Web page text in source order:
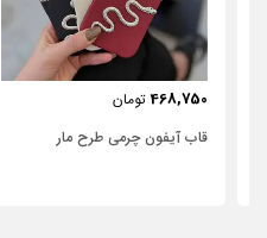
468,750 تومان
قاب آیفون چرمی طرح مار